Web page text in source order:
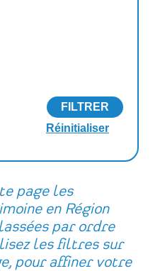
page les
en Région
par ordre
les filtres sur
pour affiner votre